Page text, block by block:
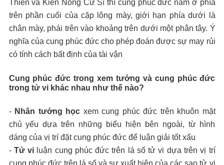
Thiên và Kiến Nông Cư Sĩ thì cung phúc đức nằm ở phía
trên phần cuối của cặp lông mày, giới hạn phía dưới là
chân mày, phái trên vào khoảng trên dưới một phân tây. Ý
nghĩa của cung phúc đức cho phép đoán được sự may rủi
có tính cách bất định của tài vận
Cung phúc đức trong xem tướng và cung phúc đức
trong tử vi khác nhau như thế nào?
- Nhân tướng học xem cung phúc đức trên khuôn mặt
chủ yếu dựa trên những biểu hiện bên ngoài, từ hình
dáng của vị trí đặt cung phúc đức để luận giải tốt xấu
- Tử vi luận cung phúc đức trên lá số tử vi dựa trên vị trí
cung phúc đức trên lá số và sự xuất hiện của các sao tử vi